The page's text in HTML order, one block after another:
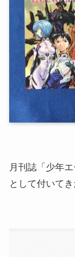
月刊誌「少年
として付いて